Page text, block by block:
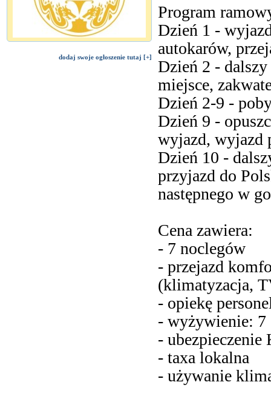
dodaj swoje ogłoszenie tutaj [+]
Program
Dzień 1 -
autokarów,
Dzień 2 -
miejsce,
Dzień 2-9 -
Dzień 9 -
wyjazd, wyjazd
Dzień 10 -
przyjazd do
następnego w
Cena zawiera:
- 7 noclegów
- przejazd
(klimatyzacja,
- opiekę
- wyżywienie: 7
-
- taxa lokalna
- używanie